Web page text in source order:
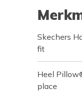
Skechers
fit
Heel
place